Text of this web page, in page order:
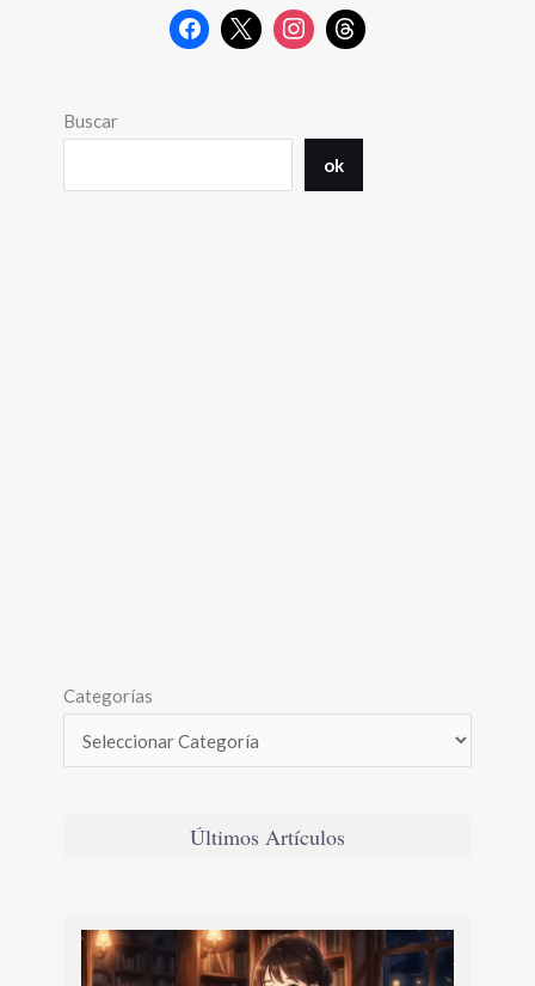
Buscar
ok
Categorías
Últimos Artículos